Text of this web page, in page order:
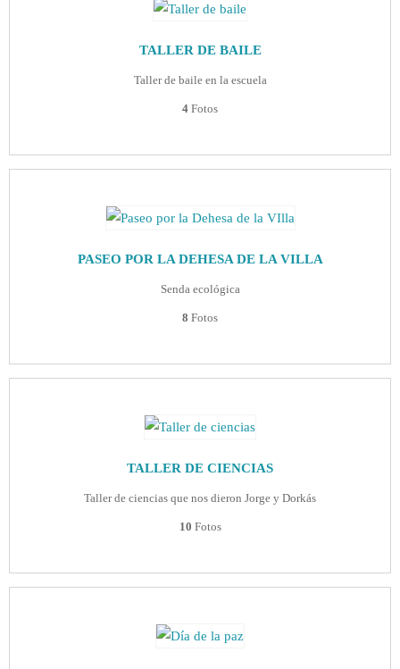
TALLER DE BAILE
Taller de baile en la escuela
4 Fotos
PASEO POR LA DEHESA DE LA VILLA
Senda ecológica
8 Fotos
TALLER DE CIENCIAS
Taller de ciencias que nos dieron Jorge y Dorkás
10 Fotos